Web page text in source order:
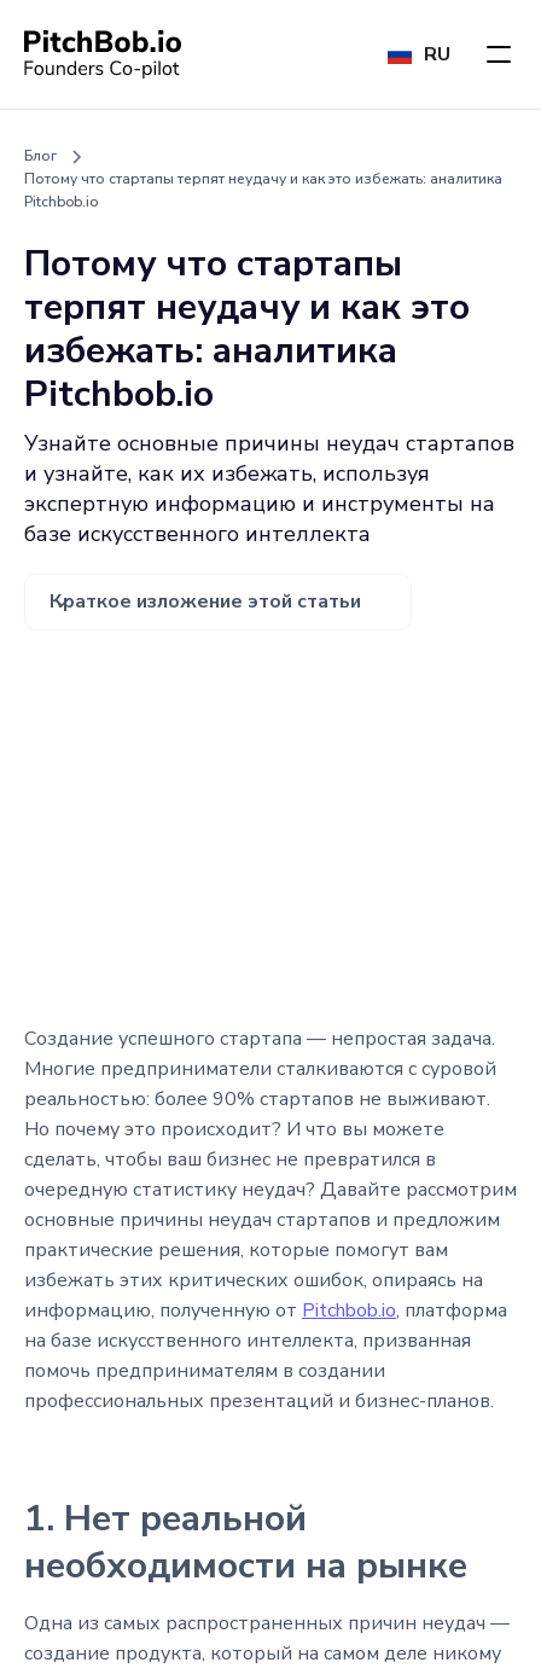
RU
Блог
Потому что стартапы терпят неудачу и как это избежать: аналитика
Pitchbob.io
Потому что стартапы
терпят неудачу и как это
избежать: аналитика
Pitchbob.io
Узнайте основные причины неудач стартапов
и узнайте, как их избежать, используя
экспертную информацию и инструменты на
базе искусственного интеллекта
Краткое изложение этой статьи
Создание успешного стартапа — непростая задача.
Многие предприниматели сталкиваются с суровой
реальностью: более 90% стартапов не выживают.
Но почему это происходит? И что вы можете
сделать, чтобы ваш бизнес не превратился в
очередную статистику неудач? Давайте рассмотрим
основные причины неудач стартапов и предложим
практические решения, которые помогут вам
избежать этих критических ошибок, опираясь на
информацию, полученную от Pitchbob.io, платформа
на базе искусственного интеллекта, призванная
помочь предпринимателям в создании
профессиональных презентаций и бизнес-планов.
1. Нет реальной
необходимости на рынке
Одна из самых распространенных причин неудач —
создание продукта, который на самом деле никому